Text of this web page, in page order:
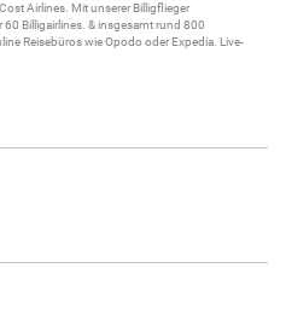
Airlines. Mit unsererBilligflieger
60 Billigairlines . & insgesamt rund 800
Reisebüros wie Opodo oder Expedia. Live-